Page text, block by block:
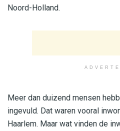
Noord-Holland.
Meer dan duizend mensen
ingevuld. Dat waren vooral
Haarlem. Maar wat vinden de